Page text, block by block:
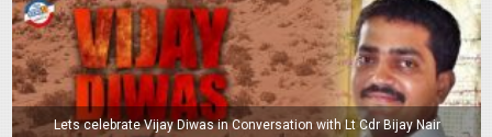
Lets celebrate Vijay Diwas in Conversation with Lt Cdr Bijay Nair